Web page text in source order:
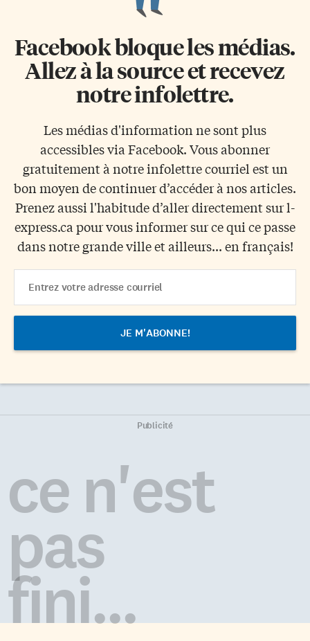
Facebook bloque les médias.
Allez à la source et recevez
notre infolettre.
Les médias d'information ne sont plus
accessibles via Facebook. Vous abonner
gratuitement à notre infolettre courriel est un
bon moyen de continuer d’accéder à nos articles.
Prenez aussi l'habitude d’aller directement sur l-
express.ca pour vous informer sur ce qui ce passe
dans notre grande ville et ailleurs... en français!
Address
Publicité
ce n'est
pas
fini...